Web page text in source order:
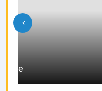
chevron_left